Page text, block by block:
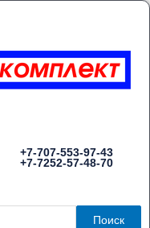
+7-707-553-97-43
+7-7252-57-48-70
Поиск